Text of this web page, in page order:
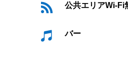
 公共エリアWi-Fi
 バー